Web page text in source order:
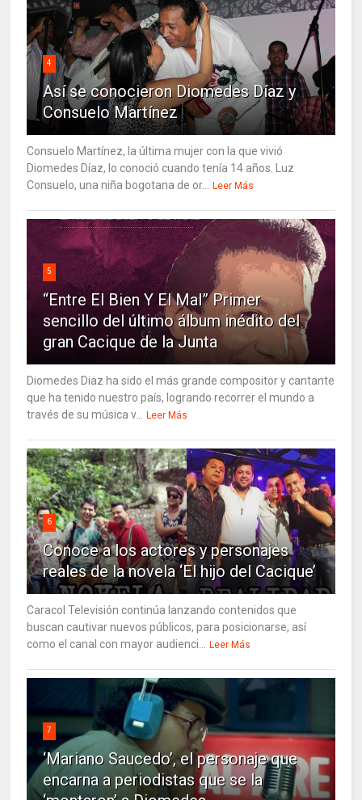
4
Así se conocieron Diomedes Díaz y
Consuelo Martínez
Consuelo Martínez, la última mujer con la que vivió
Diomedes Díaz, lo conoció cuando tenía 14 años. Luz
Consuelo, una niña bogotana de or...
Leer Más
5
“Entre El Bien Y El Mal” Primer
sencillo del último álbum inédito del
gran Cacique de la Junta
Diomedes Diaz ha sido el más grande compositor y cantante
que ha tenido nuestro país, logrando recorrer el mundo a
través de su música v...
Leer Más
6
Conoce a los actores y personajes
reales de la novela ‘El hijo del Cacique’
Caracol Televisión continúa lanzando contenidos que
buscan cautivar nuevos públicos, para posicionarse, así
como el canal con mayor audienci...
Leer Más
7
‘Mariano Saucedo’, el personaje que
encarna a periodistas que se la